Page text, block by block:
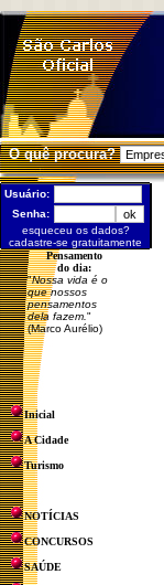
O quê procura?
Usuário:
Senha:
esqueceu os dados?
cadastre-se gratuitamente
Pensamento
do dia:
"Nossa vida é o
que nossos
pensamentos
dela fazem. "
(Marco Aurélio)
Inicial
A Cidade
Turismo
NOTÍCIAS
CONCURSOS
SAÚDE